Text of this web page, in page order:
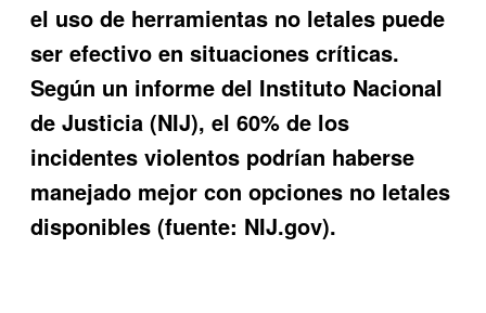
el uso de herramientas no letales puede
ser efectivo en situaciones críticas.
Según un informe del Instituto Nacional
de Justicia (NIJ), el 60% de los
incidentes violentos podrían haberse
manejado mejor con opciones no letales
disponibles (fuente: NIJ.gov).